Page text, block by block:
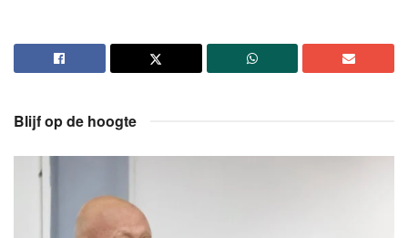
Blijf op de hoogte